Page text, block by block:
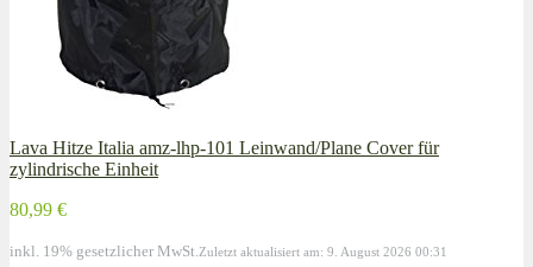
Lava Hitze Italia amz-lhp-101 Leinwand/Plane Cover für
zylindrische Einheit
80,99 €
inkl. 19% gesetzlicher MwSt. Zuletzt aktualisiert am: 9. August 2026 00:31